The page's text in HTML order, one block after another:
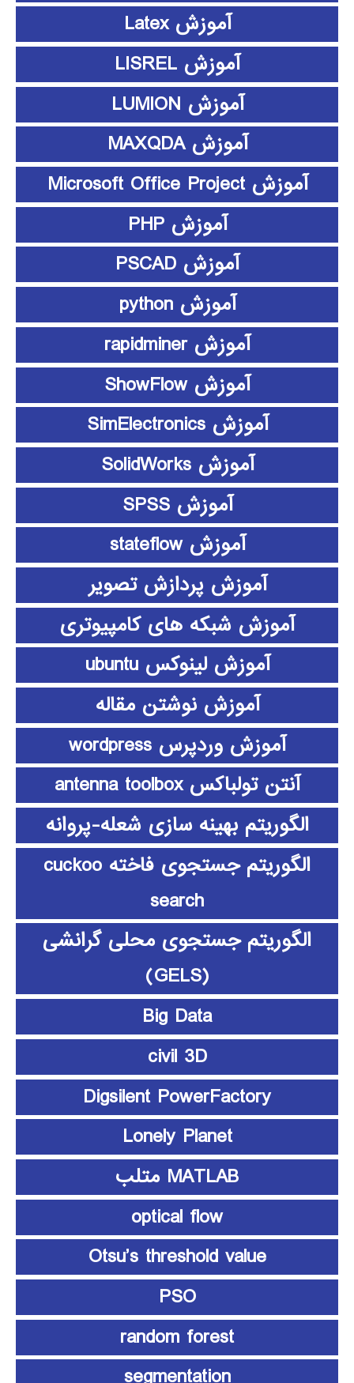
آموزش Latex
آموزش LISREL
آموزش LUMION
آموزش MAXQDA
آموزش Microsoft Office Project
آموزش PHP
آموزش PSCAD
آموزش python
آموزش rapidminer
آموزش ShowFlow
آموزش SimElectronics
آموزش SolidWorks
آموزش SPSS
آموزش stateflow
آموزش پردازش تصویر
آموزش شبکه های کامپیوتری
آموزش لینوکس ubuntu
آموزش نوشتن مقاله
آموزش وردپرس wordpress
آنتن تولباکس antenna toolbox
الگوریتم بهینه سازی شعله-پروانه
الگوریتم جستجوی فاخته cuckoo
search
الگوریتم جستجوی محلی گرانشی
(GELS)
Big Data
civil 3D
Digsilent PowerFactory
Lonely Planet
MATLAB متلب
optical flow
Otsu’s threshold value
PSO
random forest
segmentation